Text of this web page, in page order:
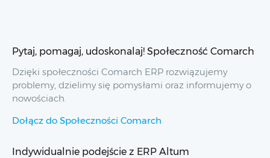
Pytaj, pomagaj, udoskonalaj! Społeczność Comarch
Dzięki społeczności Comarch ERP rozwiązujemy
problemy, dzielimy się pomysłami oraz informujemy o
nowościach.
Dołącz do Społeczności Comarch
Indywidualnie podejście z ERP Altum